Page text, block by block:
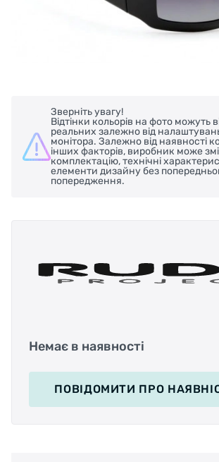
Зверніть увагу!
Відтінки кольорів на фото можуть
реальних залежно від
монітора. Залежно від наявності
інших факторів, виробник може
комплектацію, технічні
елементи дизайну без
попередження.
Немає в наявності
ПОВІДОМИТИ ПРО